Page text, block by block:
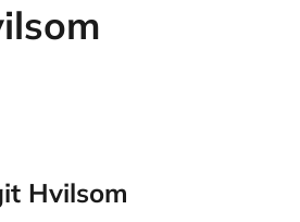
Hvilsom